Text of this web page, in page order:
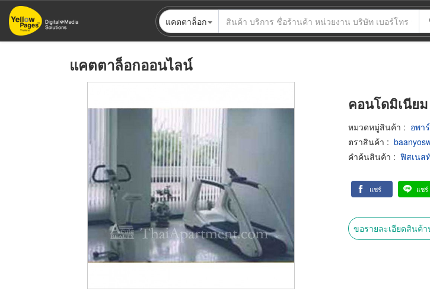
ข้าม
ไป
แคตตาล็อก
แคตตาล็อกออนไลน์
คอนโดมิเนีย
หมวดหมู่สินค้า : อพา
ตราสินค้า :
คำค้นสินค้า : ฟิสเนส
แชร์ แชร์
ขอรายละเอียดสินค้า